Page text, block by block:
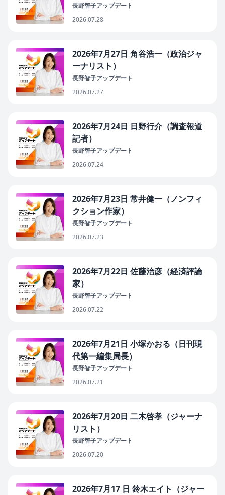
長野智子アップデート
2026.07.28
2026年7月27日 角谷浩一（政治ジャ
ーナリスト）
長野智子アップデート
2026.07.27
2026年7月24日 日野行介（調査報道
記者）
長野智子アップデート
2026.07.24
2026年7月23日 常井健一（ノンフィ
クション作家）
長野智子アップデート
2026.07.23
2026年7月22日 佐藤治彦（経済評論
家）
長野智子アップデート
2026.07.22
2026年7月21日 小塚かおる（日刊現
代第一編集局長）
長野智子アップデート
2026.07.21
2026年7月20日 二木啓孝（ジャーナ
リスト）
長野智子アップデート
2026.07.20
2026年7月17 日 鈴木エイト（ジャー